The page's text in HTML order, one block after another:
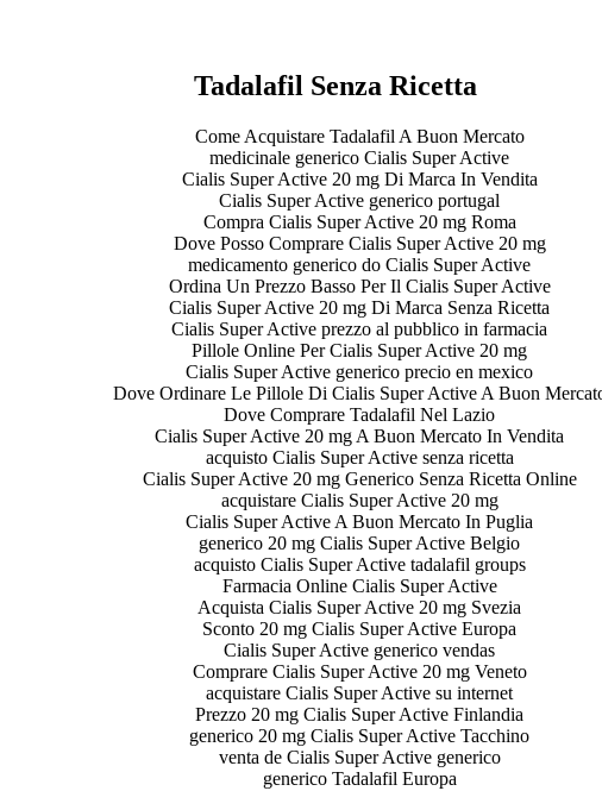
Tadalafil Senza Ricetta
Come Acquistare Tadalafil A Buon Mercato
medicinale generico Cialis Super Active
Cialis Super Active 20 mg Di Marca In Vendita
Cialis Super Active generico portugal
Compra Cialis Super Active 20 mg Roma
Dove Posso Comprare Cialis Super Active 20 mg
medicamento generico do Cialis Super Active
Ordina Un Prezzo Basso Per Il Cialis Super Active
Cialis Super Active 20 mg Di Marca Senza Ricetta
Cialis Super Active prezzo al pubblico in farmacia
Pillole Online Per Cialis Super Active 20 mg
Cialis Super Active generico precio en mexico
Dove Ordinare Le Pillole Di Cialis Super Active A Buon
Dove Comprare Tadalafil Nel Lazio
Cialis Super Active 20 mg A Buon Mercato In Vendita
acquisto Cialis Super Active senza ricetta
Cialis Super Active 20 mg Generico Senza Ricetta Online
acquistare Cialis Super Active 20 mg
Cialis Super Active A Buon Mercato In Puglia
generico 20 mg Cialis Super Active Belgio
acquisto Cialis Super Active tadalafil groups
Farmacia Online Cialis Super Active
Acquista Cialis Super Active 20 mg Svezia
Sconto 20 mg Cialis Super Active Europa
Cialis Super Active generico vendas
Comprare Cialis Super Active 20 mg Veneto
acquistare Cialis Super Active su internet
Prezzo 20 mg Cialis Super Active Finlandia
generico 20 mg Cialis Super Active Tacchino
venta de Cialis Super Active generico
generico Tadalafil Europa
in vendita a buon mercato
| Consegna rapida